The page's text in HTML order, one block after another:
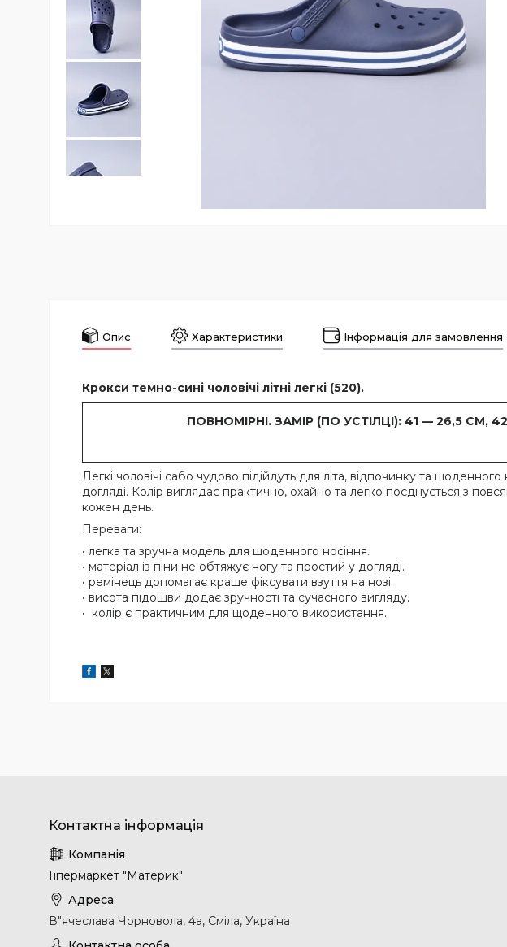
Опис Характеристики Інформація для замовлення
Крокси темно-сині чоловічі літні легкі (520).
ПОВНОМІРНІ. ЗАМІР (ПО УСТІЛЦІ): 41 — 26,5
Легкі чоловічі сабо чудово підійдуть для літа, відпочинку та
догляді. Колір виглядає практично, охайно та легко поєднується з
кожен день.
Переваги:
• легка та зручна модель для щоденного носіння.
• матеріал із піни не обтяжує ногу та простий у догляді.
• ремінець допомагає краще фіксувати взуття на нозі.
• висота підошви додає зручності та сучасного вигляду.
• колір є практичним для щоденного використання.
Гіпермаркет "Материк"
В"ячеслава Чорновола, 4а, Сміла, Україна